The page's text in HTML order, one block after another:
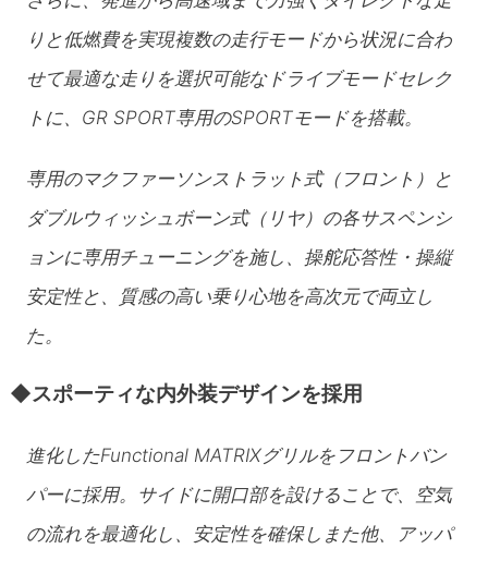
りと低燃費を実現複数の走行モードから状況に合わ
せて最適な走りを選択可能なドライブモードセレク
トに、GR SPORT専用のSPORTモードを搭載。
専用のマクファーソンストラット式（フロント）と
ダブルウィッシュボーン式（リヤ）の各サスペンシ
ョンに専用チューニングを施し、操舵応答性・操縦
安定性と、質感の高い乗り心地を高次元で両立し
た。
◆スポーティな内外装デザインを採用
進化したFunctional MATRIXグリルをフロントバン
パーに採用。サイドに開口部を設けることで、空気
の流れを最適化し、安定性を確保しまた他、アッパ